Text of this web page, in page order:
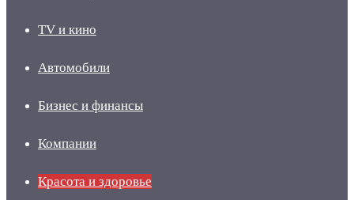
TV и кино
Автомобили
Бизнес и финансы
Компании
Красота и здоровье